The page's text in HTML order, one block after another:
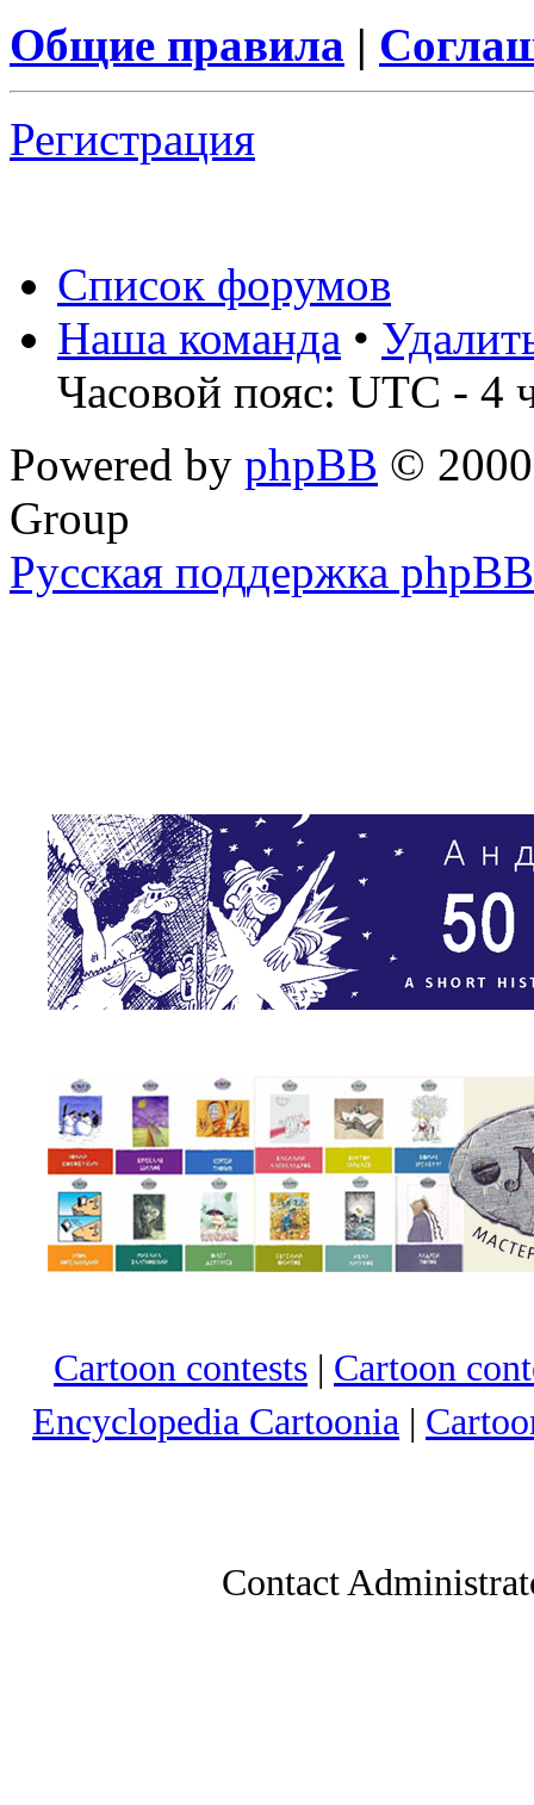
Общие правила |
Регистрация
Список форумов
Наша команда •
Часовой пояс: UTC - 4
Powered by phpBB ©
Group
Русская поддержка phpBB
Cartoon contests | Cartoon
Encyclopedia Cartoonia |
Contact